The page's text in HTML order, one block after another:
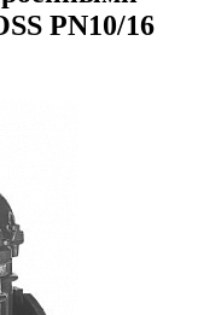
PN10/16